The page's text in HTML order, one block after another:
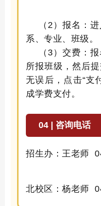
（ 2 ） 报名：
系、专业、班级。
（3）交费：
所报班级，然后
无误后，点击“支
成学费支付。
04 | 咨询电话
招生办：王老师
北校 区：杨老师